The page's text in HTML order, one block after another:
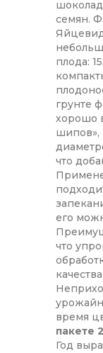
семян.
плода:
грунте
хорошо
шипов»,
что
его
что
время
пакете
Год